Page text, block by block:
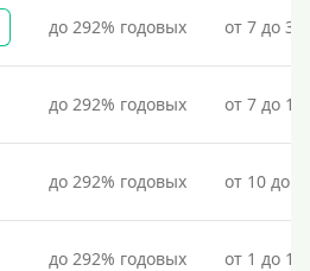
до 292% годовых от 7 до
до 292% годовых от 7 до
до 292% годовых от 10 до
до 292% годовых от 1 до